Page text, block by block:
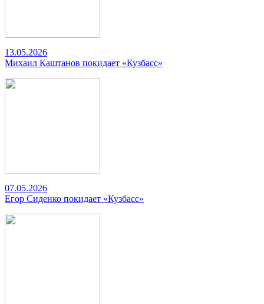
13.05.2026
Михаил Каштанов покидает «Кузбасс»
07.05.2026
Егор Сиденко покидает «Кузбасс»